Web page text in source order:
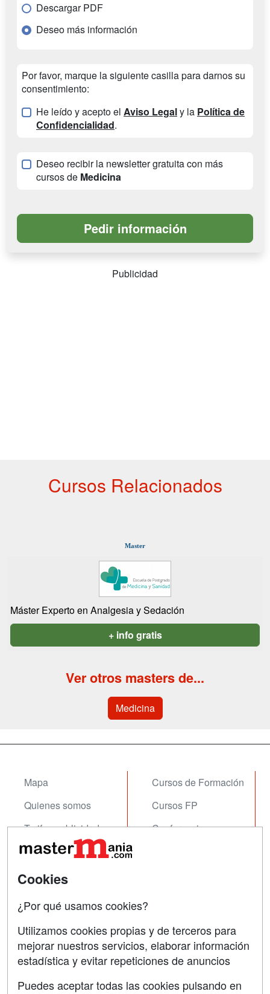
Descargar PDF
Deseo más información
Por favor, marque la siguiente casilla para darnos su
consentimiento:
He leído y acepto el Aviso Legaly la Política de
Confidencialidad.
Deseo recibir la newsletter gratuita con más
cursos de Medicina
Publicidad
Cursos Relacionados
Master
Máster Experto en Analgesia y Sedación
+ info gratis
Ver otros masters de...
Medicina
Mapa
Quienes somos
Tarifas publicidad
Acceso Usuarios
Acceso Centros
Cursos de Formación
Cursos FP
Conferencias
Contactar
Confidencialidad
Aviso legal
Cookies
¿Por qué usamos cookies?
Utilizamos cookies propias y de terceros para
mejorar nuestros servicios, elaborar información
estadística y evitar repeticiones de anuncios
Puedes aceptar todas las cookies pulsando en